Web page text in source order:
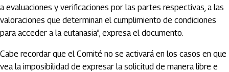
a evaluaciones y verificaciones por las partes respectivas, a las
valoraciones que determinan el cumplimiento de condiciones
para acceder a la eutanasia”, expresa el documento.
Cabe recordar que el Comité no se activará en los casos en que
vea la imposibilidad de expresar la solicitud de manera libre e